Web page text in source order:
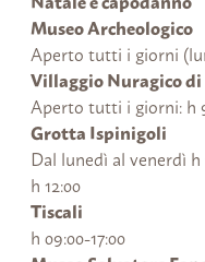
Museo Archeologico
Aperto tutti i giorni
Villaggio Nuragico
Aperto tutti i giorni: h
Grotta Ispinigoli
Dal lunedì al venerdì h
h 12:00
Tiscali
h 09:00-17:00